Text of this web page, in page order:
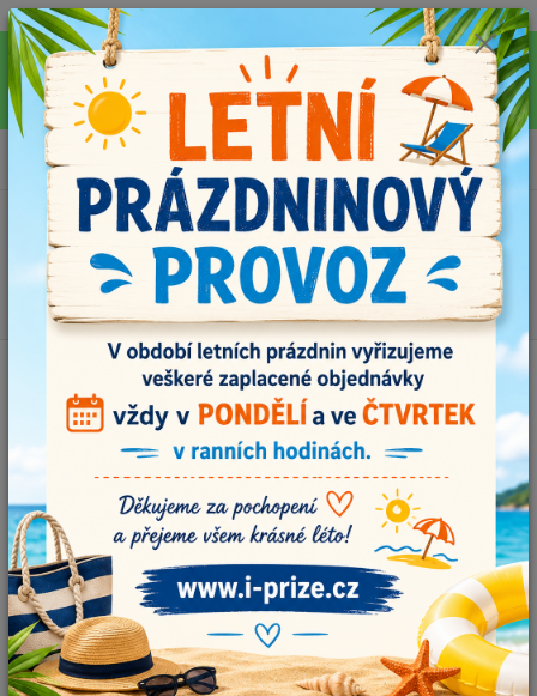
Pro rychlejší vyřízení Vašich dotazů, využijte během letních prázdnin náš
email info@i-prize.cz. Děkujeme. !!! POZOR ZMĚNA !!! V PONDĚLÍ 10.8.
NEVYŘIZUJEME ŽÁDNÉ OBJEDNÁVKY, ODESÍLAT BUDEME V ÚTERÝ
11.8. DĚKUJEME ZA POCHOPENÍ!
Menu
Hledat
+420704179566 0ks
za0,00 Kč
Flowers, 271
Flowers, 271
YarnArt
YarnArt pletací a háčkovací příze Flowers. Příjemná směsová příze
splétaná ze čtyř nitek. Její barevné přechody - degradé - jsou středně